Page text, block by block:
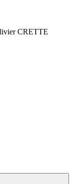
CRETTE